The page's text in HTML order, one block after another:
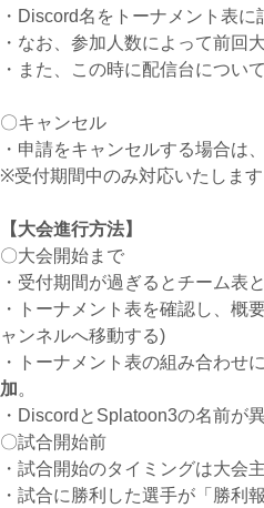
・Discord名をトーナメント表に
・なお、参加人数によって前回
・また、この時に配信台につい
〇キャンセル
・申請をキャンセルする場合は
※受付期間中のみ対応いたします
【大会進行方法】
〇大会開始まで
・受付期間が過ぎるとチーム表
・トーナメント表を確認し、概
ャンネルへ移動する)
・トーナメント表の組み合わせに
加。
・DiscordとSplatoon3の名前が
〇試合開始前
・試合開始のタイミングは大会
・試合に勝利した選手が「勝利